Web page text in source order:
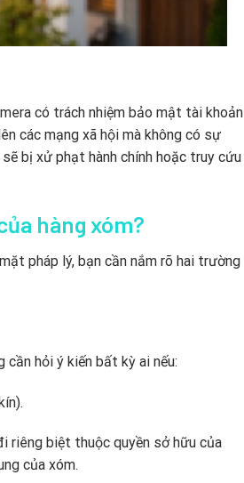
có trách nhiệm bảo mật tài khoản
các mạng xã hội mà không có sự
bị xử phạt hành chính hoặc truy cứu
hàng xóm?
pháp lý, bạn cần nắm rõ hai trường
hỏi ý kiến bất kỳ ai nếu:
riêng biệt thuộc quyền sở hữu của
của xóm.